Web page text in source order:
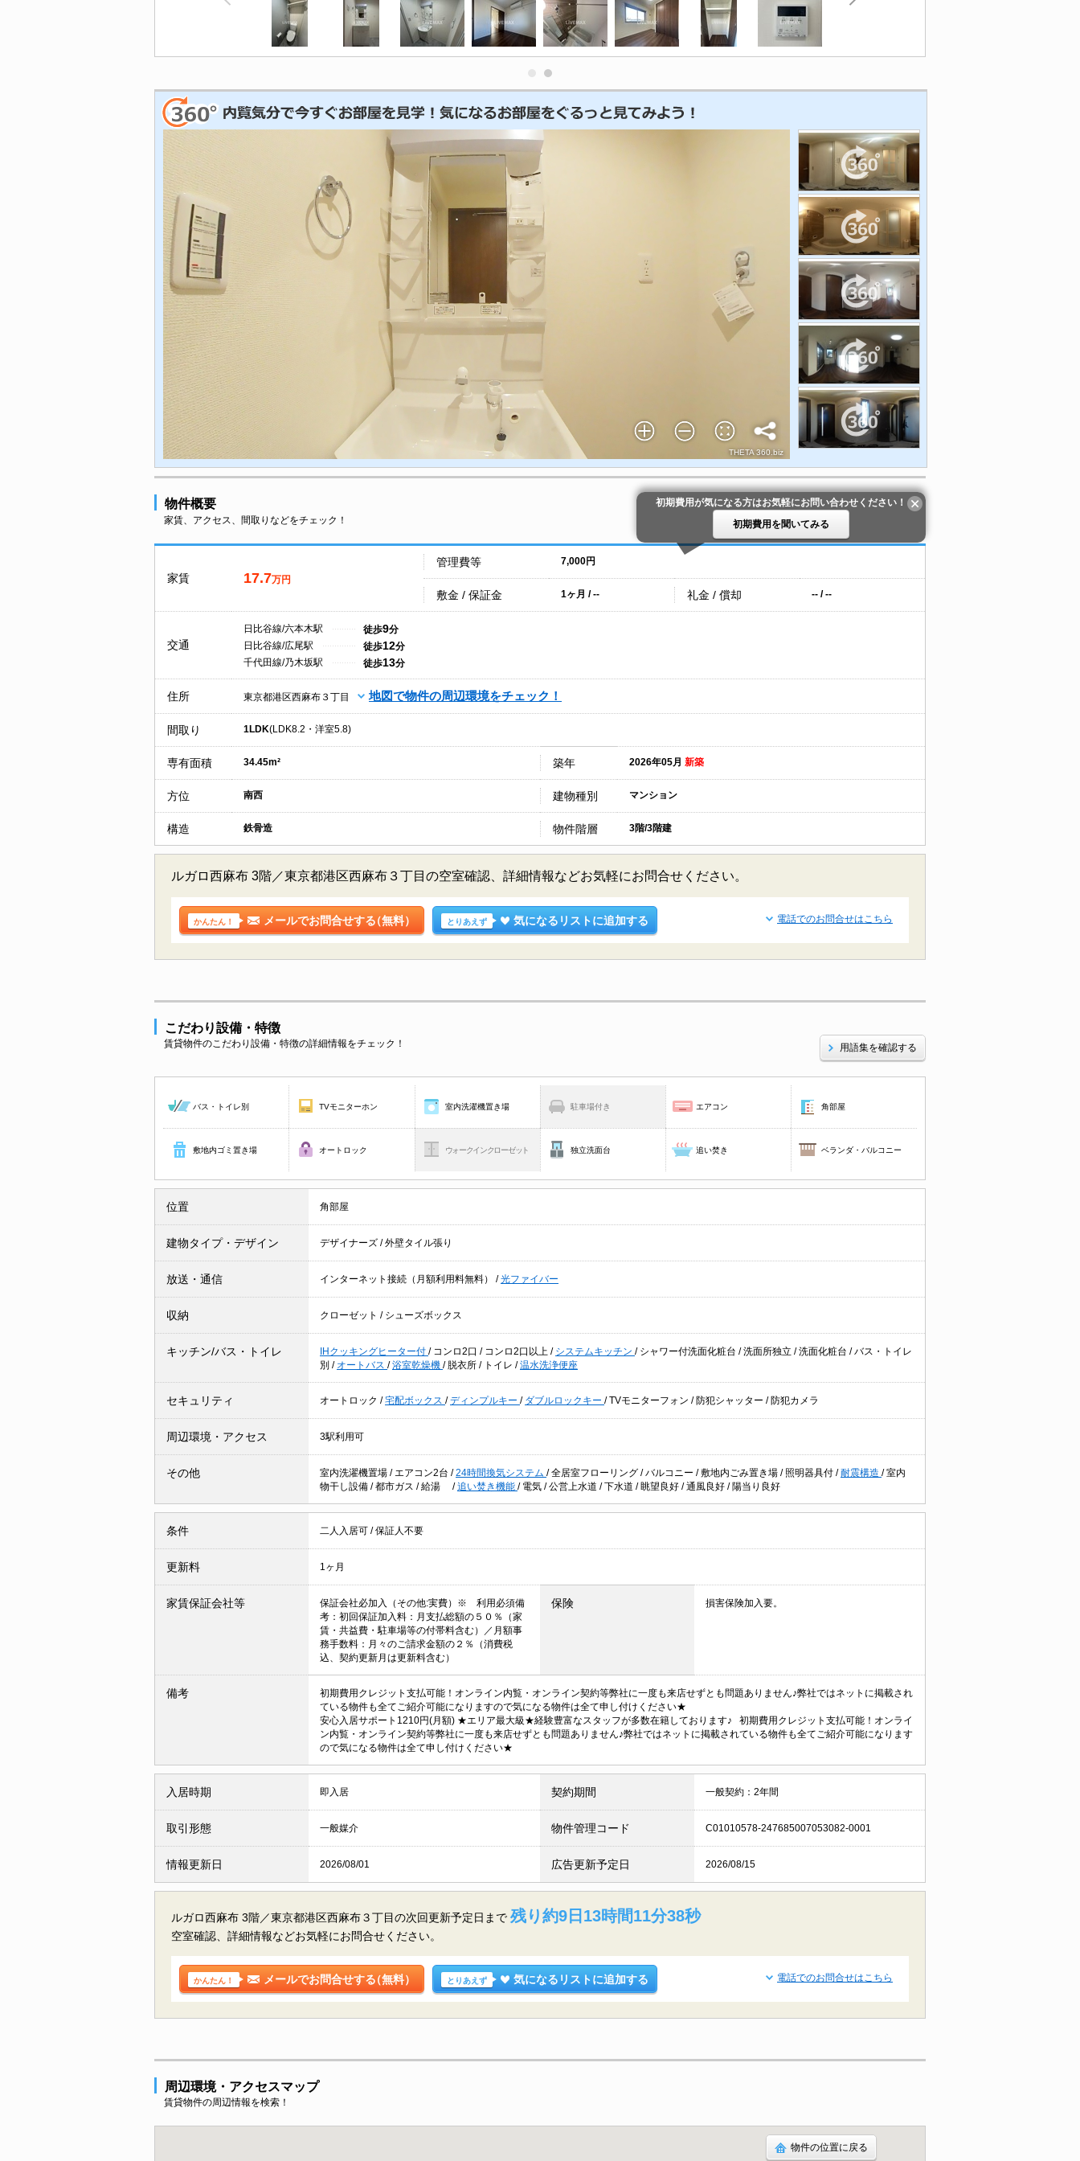
物件概要
家賃、アクセス、間取りなどをチェック！
初期費用が気になる方はお気軽にお問い合わせください！
初期費用を聞いてみる
家賃 17.7万円
管理費等 7,000円
敷金 / 保証金 1ヶ月 / -- 礼金 / 償却 -- / --
交通
日比谷線/六本木駅 徒歩9分
日比谷線/広尾駅
徒歩12分
千代田線/乃木坂駅
徒歩13分
住所 東京都港区西麻布３丁目 地図で物件の周辺環境をチェック！
間取り 1LDK(LDK8.2・洋室5.8)
専有面積 34.45m² 築年 2026年05月 新築
方位 南西 建物種別 マンション
構造 鉄骨造 物件階層 3階/3階建
ルガロ西麻布 3階／東京都港区西麻布３丁目の空室確認、詳細情報などお気軽にお問合せください。
かんたん！ メールでお問合せする（無料） とりあえず 気になるリストに追加する 電話でのお問合せはこちら
こだわり設備・特徴
賃貸物件のこだわり設備・特徴の詳細情報をチェック！ 用語集を確認する
バス・トイレ別 TVモニターホン 室内洗濯機置き場 駐車場付き エアコン 角部屋
敷地内ゴミ置き場 オートロック ウォークインクローゼット 独立洗面台 追い焚き ベランダ・バルコニー
位置 角部屋
建物タイプ・デザイン デザイナーズ /外壁タイル張り
放送・通信 インターネット接続（月額利用料無料） /光ファイバー
収納 クローゼット / シューズボックス
キッチン/バス・トイレ IHクッキングヒーター付 / コンロ2口 / コンロ2口以上 / システムキッチン / シャワー付洗面化粧台 /洗面所独立 /洗面化粧台 /バス・トイレ
別 / オートバス /浴室乾燥機 / 脱衣所 / トイレ /温水洗浄便座
セキュリティ オートロック /宅配ボックス /ディンプルキー / ダブルロックキー /TVモニターフォン / 防犯シャッター / 防犯カメラ
周辺環境・アクセス 3駅利用可
その他 室内洗濯機置場 / エアコン2台 /24時間換気システム /全居室フローリング /バルコニー /敷地内ごみ置き場 / 照明器具付 /耐震構造 /室内
物干し設備 /都市ガス /給湯 /追い焚き機能 / 電気 /公営上水道 /下水道 / 眺望良好 /通風良好 / 陽当り良好
条件 二人入居可 /保証人不要
更新料 1ヶ月
家賃保証会社等
保証会社必加入（その他:実費）※ 利用必須備
考：初回保証加入料：月支払総額の５０％（家
賃・共益費・駐車場等の付帯料含む）／月額事
務手数料：月々のご請求金額の２％（消費税
込、契約更新月は更新料含む）
保険 損害保険加入要。
備考
初期費用クレジット支払可能！オンライン内覧・オンライン契約等弊社に一度も来店せずとも問題ありません♪弊社ではネットに掲載され
ている物件も全てご紹介可能になりますので気になる物件は全て申し付けください★
安心入居サポート1210円(月額) ★エリア最大級★経験豊富なスタッフが多数在籍しております♪ 初期費用クレジット支払可能！オンライ
ン内覧・オンライン契約等弊社に一度も来店せずとも問題ありません♪弊社ではネットに掲載されている物件も全てご紹介可能になります
ので気になる物件は全て申し付けください★
入居時期 即入居 契約期間 一般契約：2年間
取引形態 一般媒介 物件管理コード C01010578-247685007053082-0001
情報更新日 2026/08/01 広告更新予定日 2026/08/15
ルガロ西麻布 3階／東京都港区西麻布３丁目の次回更新予定日まで 残り約9日13時間11分36秒
空室確認、詳細情報などお気軽にお問合せください。
かんたん！ メールでお問合せする（無料） とりあえず 気になるリストに追加する 電話でのお問合せはこちら
周辺環境・アクセスマップ
賃貸物件の周辺情報を検索！
物件の位置に戻る